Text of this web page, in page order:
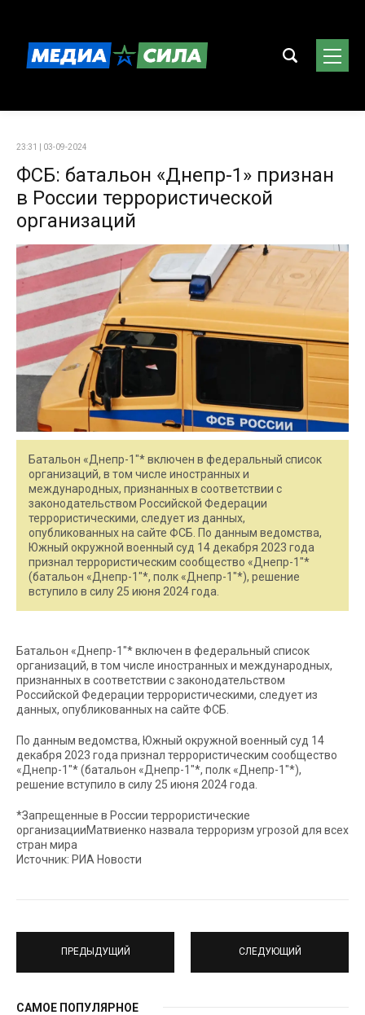
23:31 | 03-09-2024
ФСБ: батальон «Днепр-1» признан
в России террористической
организаций
Батальон «Днепр-1″* включен в федеральный список
организаций, в том числе иностранных и
международных, признанных в соответствии с
законодательством Российской Федерации
террористическими, следует из данных,
опубликованных на сайте ФСБ. По данным ведомства,
Южный окружной военный суд 14 декабря 2023 года
признал террористическим сообщество «Днепр-1″*
(батальон «Днепр-1″*, полк «Днепр-1″*), решение
вступило в силу 25 июня 2024 года.
Батальон «Днепр-1″* включен в федеральный список
организаций, в том числе иностранных и международных,
признанных в соответствии с законодательством
Российской Федерации террористическими, следует из
данных, опубликованных на сайте ФСБ.
По данным ведомства, Южный окружной военный суд 14
декабря 2023 года признал террористическим сообщество
«Днепр-1″* (батальон «Днепр-1″*, полк «Днепр-1″*),
решение вступило в силу 25 июня 2024 года.
*Запрещенные в России террористические
организацииМатвиенко назвала терроризм угрозой для всех
стран мира
Источник: РИА Новости
ПРЕДЫДУЩИЙ СЛЕДУЮЩИЙ
САМОЕ ПОПУЛЯРНОЕ